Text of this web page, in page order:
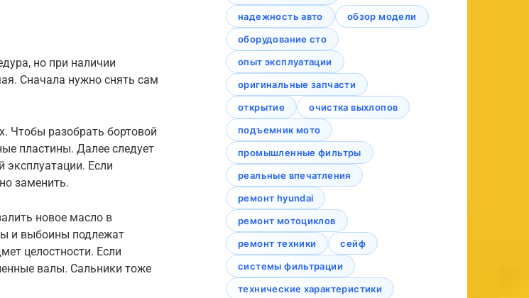
но при наличии
Сначала нужно снять сам
Чтобы разобрать бортовой
пластины. Далее следует
Если
заменить.
новое масло в
и выбоины подлежат
целостности. Если
валы. Сальники тоже
надежность авто
обзор модели
оборудование сто
опыт эксплуатации
оригинальные запчасти
открытие
очистка выхлопов
подъемник мото
промышленные фильтры
реальные впечатления
ремонт hyundai
ремонт мотоциклов
ремонт техники
сейф
системы фильтрации
технические характеристики